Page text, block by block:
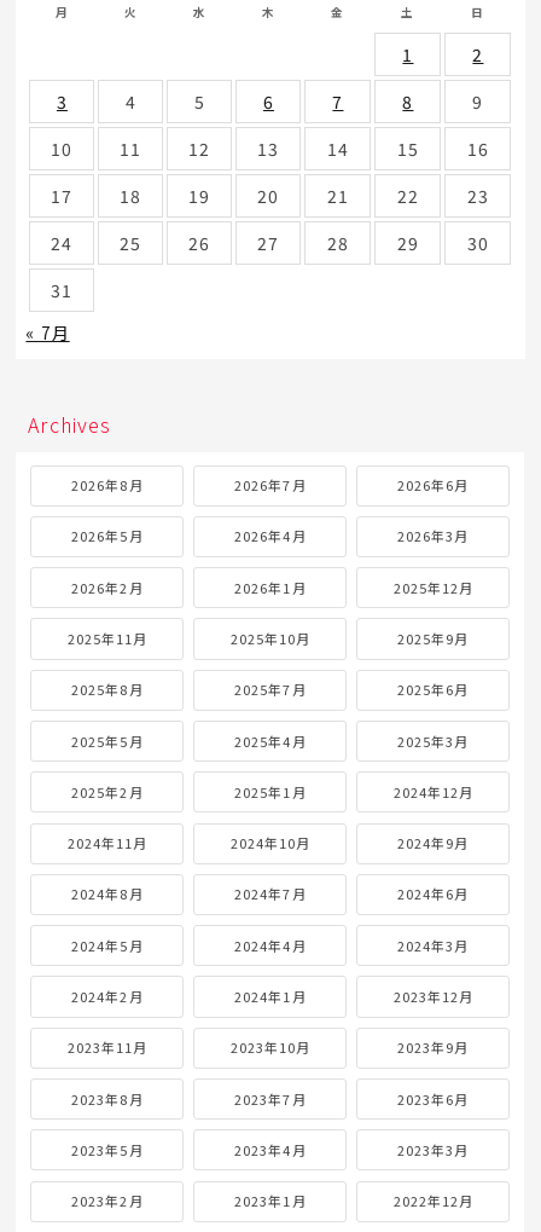
月 火 水 木 金 土 日
1
2
3
4 5 6 7 8
9
10
11 12 13 14 15
16
17
18 19 20 21 22
23
24
25 26 27 28 29
30
31
« 7月
Archives
2026年8月 2026年7月 2026年6月
2026年5月 2026年4月 2026年3月
2026年2月 2026年1月 2025年12月
2025年11月 2025年10月 2025年9月
2025年8月 2025年7月 2025年6月
2025年5月 2025年4月 2025年3月
2025年2月 2025年1月 2024年12月
2024年11月 2024年10月 2024年9月
2024年8月 2024年7月 2024年6月
2024年5月 2024年4月 2024年3月
2024年2月 2024年1月 2023年12月
2023年11月 2023年10月 2023年9月
2023年8月 2023年7月 2023年6月
2023年5月 2023年4月 2023年3月
2023年2月 2023年1月 2022年12月